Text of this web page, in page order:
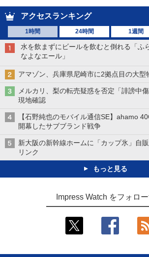
アクセスランキング
1時間 24時間 1週間
水を飲まずにビールを飲むと倒れる「ふ
なよなエール」
アマゾン、兵庫県尼崎市に2拠点目の大
メルカリ、梨の転売疑惑を否定「誹謗中
現地確認
【石野純也のモバイル通信SE】ahamo
開幕したサブブランド戦争
新大阪の新幹線ホームに「カップ氷」自
リンク
もっと見る
Impress Watch をフォロ